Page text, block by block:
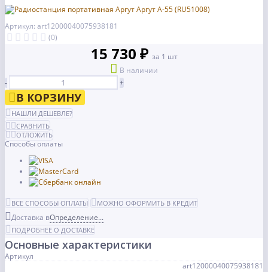
Артикул: art12000040075938181
(0)
15 730 ₽ за 1 шт
В наличии
-
+
В КОРЗИНУ
НАШЛИ ДЕШЕВЛЕ?
СРАВНИТЬ
ОТЛОЖИТЬ
Способы оплаты
ВСЕ СПОСОБЫ ОПЛАТЫ МОЖНО ОФОРМИТЬ В КРЕДИТ
Доставка вОпределение...
ПОДРОБНЕЕ О ДОСТАВКЕ
Основные характеристики
Артикул
art12000040075938181